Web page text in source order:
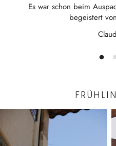
Es war schon beim
begeistert